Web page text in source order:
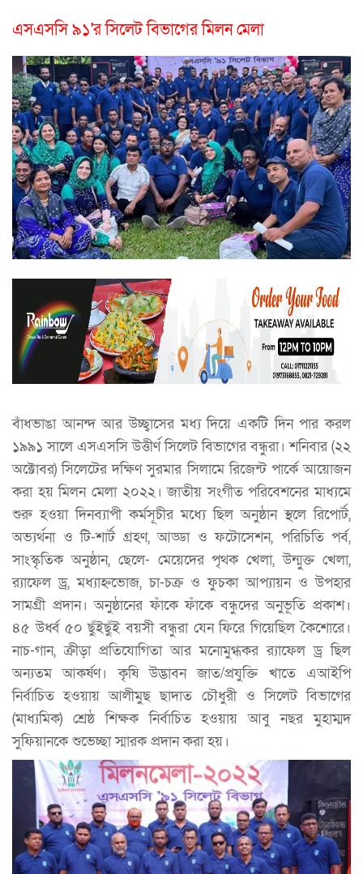
এসএসসি ৯১'র সিলেট বিভাগের মিলন মেলা
বাঁধভাঙা আনন্দ আর উচ্ছ্বাসের মধ্য দিয়ে একটি দিন পার করল
১৯৯১ সালে এসএসসি উত্তীর্ণ সিলেট বিভাগের বন্ধুরা। শনিবার (২২
অক্টোবর) সিলেটের দক্ষিণ সুরমার সিলামে রিজেন্ট পার্কে আয়োজন
করা হয় মিলন মেলা ২০২২। জাতীয় সংগীত পরিবেশনের মাধ্যমে
শুরু হওয়া দিনব্যাপী কর্মসূচীর মধ্যে ছিল অনুষ্ঠান স্থলে রিপোর্ট,
অভ্যর্থনা ও টি-শার্ট গ্রহণ, আড্ডা ও ফটোসেশন, পরিচিতি পর্ব,
সাংস্কৃতিক অনুষ্ঠান, ছেলে- মেয়েদের পৃথক খেলা, উন্মুক্ত খেলা,
র‍্যাফেল ড্র, মধ্যাহ্নভোজ, চা-চক্র ও ফুচকা আপ্যায়ন ও উপহার
সামগ্রী প্রদান। অনুষ্ঠানের ফাঁকে ফাঁকে বন্ধুদের অনুভূতি প্রকাশ।
৪৫ উর্ধ্ব ৫০ ছুঁইছুঁই বয়সী বন্ধুরা যেন ফিরে গিয়েছিল কৈশোরে।
নাচ-গান, ক্রীড়া প্রতিযোগিতা আর মনোমুগ্ধকর র‍্যাফেল ড্র ছিল
অন্যতম আকর্ষণ। কৃষি উদ্ভাবন জাত/প্রযুক্তি খাতে এআইপি
নির্বাচিত হওয়ায় আলীমুছ ছাদাত চৌধুরী ও সিলেট বিভাগের
(মাধ্যমিক) শ্রেষ্ঠ শিক্ষক নির্বাচিত হওয়ায় আবু নছর মুহাম্মদ
সুফিয়ানকে শুভেচ্ছা স্মারক প্রদান করা হয়।